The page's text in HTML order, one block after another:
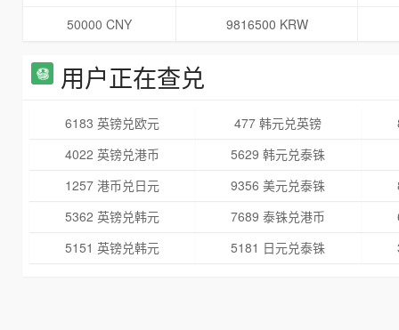
50000 CNY
9816500 KRW
用户正在查兑
6183 英镑兑欧元 477 韩元兑英镑
4022 英镑兑港币
5629 韩元兑泰铢
1257 港币兑日元
9356 美元兑泰铢
5362 英镑兑韩元
7689 泰铢兑港币
5151 英镑兑韩元
5181 日元兑泰铢